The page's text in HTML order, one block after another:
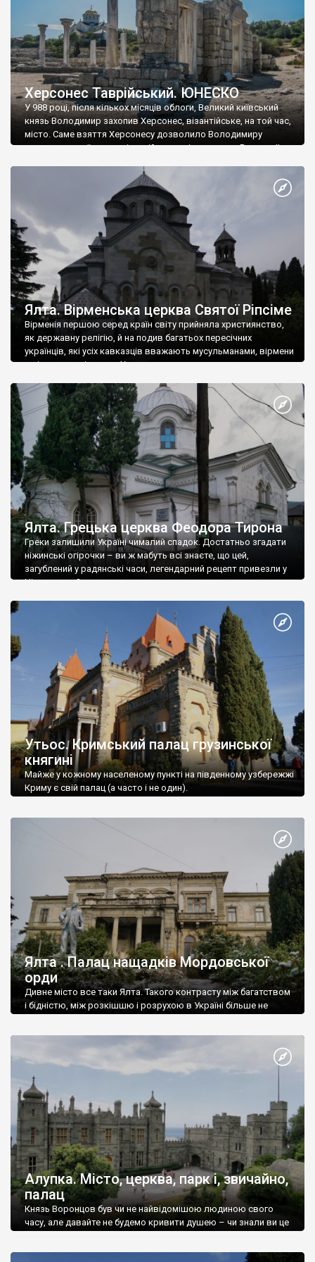
Херсонес Таврійський. ЮНЕСКО
У 988 році, після кількох місяців облоги, Великий київський
князь Володимир захопив Херсонес, візантійське, на той час,
місто. Саме взяття Херсонесу дозволило Володимиру
диктувати свої умови візантійському імператору Василю ІІ, та
Херсонесі Володимир-язичник, став Василем-християнином.
А потім було Хрещення Русі. На честь Херсонесу Таврійського
Ялта. Вірменська церква Святої Ріпсіме
Вірменія першою серед країн світу прийняла християнство,
як державну релігію, й на подив багатьох пересічних
українців, які усіх кавказців вважають мусульманами, вірмени
є відданими вірянами Христа
Ялта. Грецька церква Феодора Тирона
Греки залишили Україні чималий спадок. Достатньо згадати
ніжинські огірочки – ви ж мабуть всі знаєте, що цей,
загублений у радянські часи, легендарний рецепт привезли у
Ніжин греки?
Утьос. Кримський палац грузинської
княгині
Майже у кожному населеному пункті на південному узбережжі
Криму є свій палац (а часто і не один).
Ялта . Палац нащадків Мордовської
орди
Дивне місто все таки Ялта. Такого контрасту між багатством
і бідністю, між розкішшю і розрухою в Україні більше не
Алупка. Місто, церква, парк і, звичайно,
палац
Князь Воронцов був чи не найвідомішою людиною свого
часу, але давайте не будемо кривити душею – чи знали ви це